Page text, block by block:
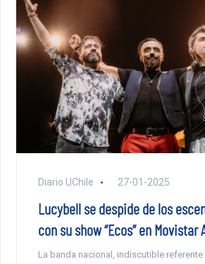
Diario UChile 27-01-2025
Lucybell se despide de los
con su show “Ecos” en Movistar
La banda nacional, indiscutible